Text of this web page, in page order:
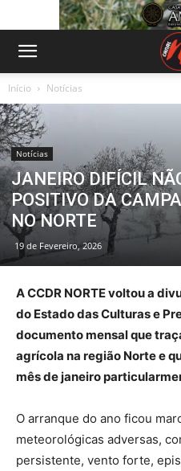
Início Notícias
Notícias
JANEIRO DIFÍCIL
POSITIVO DA
NO NORTE
19 de Fevereiro, 2026
A CCDR NORTE voltou a
do Estado das Culturas e
documento mensal que
agrícola na região Norte e
mês de janeiro
O arranque do ano ficou
meteorológicas adversas,
persistente, vento forte,